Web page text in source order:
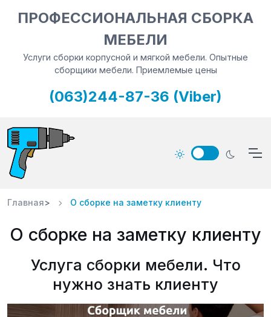
ПРОФЕССИОНАЛЬНАЯ СБОРКА
МЕБЕЛИ
Услуги сборки корпусной и мягкой мебели. Опытные
сборщики мебели. Приемлемые цены
(063)244-87-36 (Viber)
Главная> О сборке на заметку клиенту
О сборке на заметку клиенту
Услуга сборки мебели. Что
нужно знать клиенту